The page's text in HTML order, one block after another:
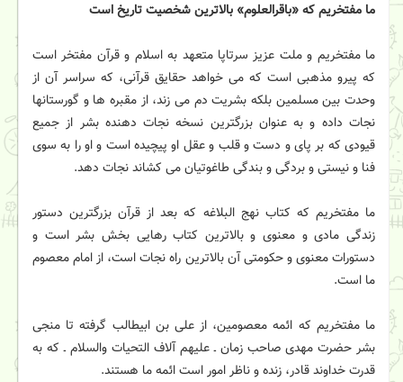
ما مفتخریم که «باقرالعلوم» بالاترین شخصیت تاریخ‏‎ ‎‏است
ما مفتخریم و ملت عزیز سرتاپا متعهد به اسلام و قرآن‏‎ ‎‏مفتخر است
که پیرو مذهبی است که می خواهد حقایق‏ قرآنی، که سراسر آن از
وحدت بین مسلمین بلکه بشریت‏‎ ‎‏دم می زند، از مقبره ها و گورستانها
نجات داده و به عنوان‏‎ ‎‏بزرگترین نسخه نجات دهنده بشر از جمیع
ما مفتخریم که کتاب نهج البلاغه که بعد از قرآن‏‎ ‎‏بزرگترین دستور
زندگی مادی و معنوی و بالاترین کتاب‏‎ ‎‏رهایی بخش بشر است و
دستورات معنوی و حکومتی آن‏‎ ‎‏بالاترین راه نجات است، از امام معصوم
ما است.‏
ما مفتخریم که ائمه معصومین، از علی بن ابیطالب‏‎ ‎‏گرفته تا منجی
بشر حضرت مهدی صاحب زمان ـ علیهم‏‎ ‎‏آلاف التحیات والسلام ـ که به
قدرت خداوند قادر، زنده و‏‎ ‎‏ناظر امور است ائمه ما هستند.‏